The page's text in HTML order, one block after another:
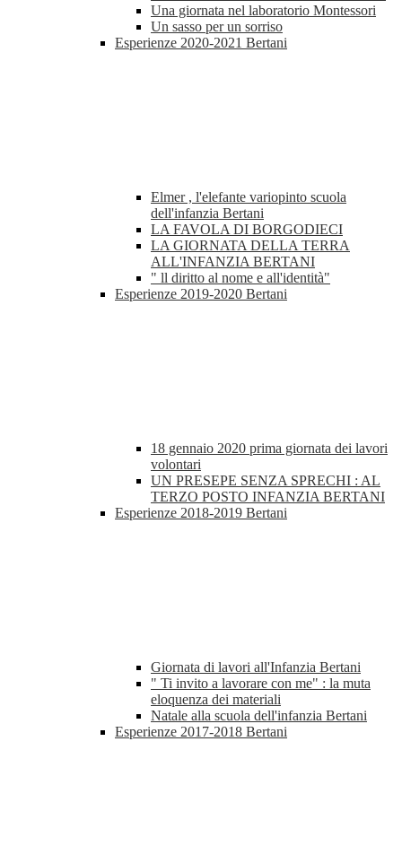
Una giornata nel laboratorio Montessori
Un sasso per un sorriso
Esperienze 2020-2021 Bertani
Elmer , l'elefante variopinto scuola
dell'infanzia Bertani
LA FAVOLA DI BORGODIECI
LA GIORNATA DELLA TERRA
ALL'INFANZIA BERTANI
" ll diritto al nome e all'identità"
Esperienze 2019-2020 Bertani
18 gennaio 2020 prima giornata dei lavori
volontari
UN PRESEPE SENZA SPRECHI : AL
TERZO POSTO INFANZIA BERTANI
Esperienze 2018-2019 Bertani
Giornata di lavori all'Infanzia Bertani
" Ti invito a lavorare con me" : la muta
eloquenza dei materiali
Natale alla scuola dell'infanzia Bertani
Esperienze 2017-2018 Bertani